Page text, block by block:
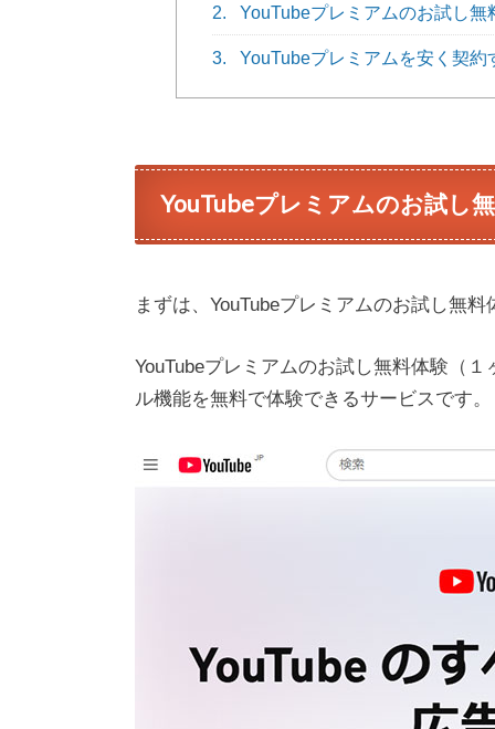
2. YouTubeプレミアムのお試し
3. YouTubeプレミアムを安く契約
YouTubeプレミアムのお試し
まずは、YouTubeプレミアムのお試し無
YouTubeプレミアムのお試し無料体験（
ル機能を無料で体験できるサービスです。